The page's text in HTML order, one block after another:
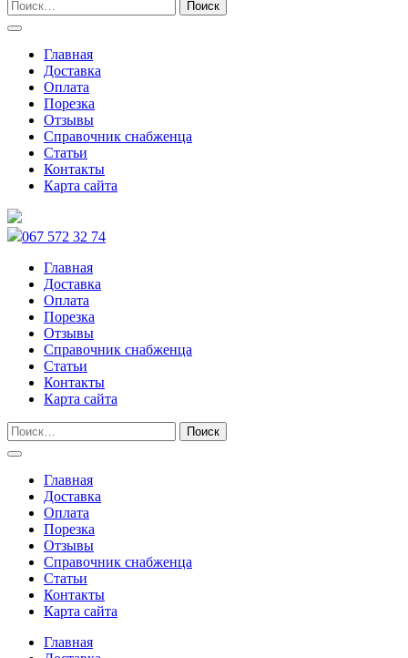
Главная
Доставка
Оплата
Порезка
Отзывы
Справочник снабженца
Статьи
Контакты
Карта сайта
067 572 32 74
Главная
Доставка
Оплата
Порезка
Отзывы
Справочник снабженца
Статьи
Контакты
Карта сайта
Главная
Доставка
Оплата
Порезка
Отзывы
Справочник снабженца
Статьи
Контакты
Карта сайта
Главная